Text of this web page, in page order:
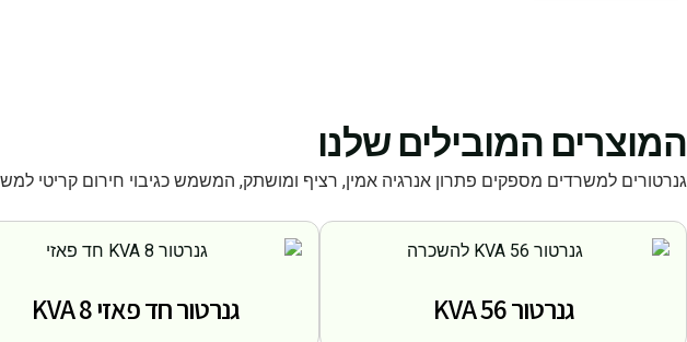
המוצרים המובילים שלנו
גנרטורים למשרדים מספקים פתרון אנרגיה אמין, רציף ומושתק, המשמש כגיבוי חירום
גנרטור 56 KVA גנרטור חד פאזי 8 KVA